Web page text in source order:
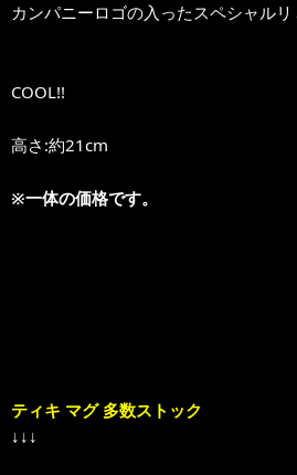
カンパニーロゴの入ったスペシャル
COOL!!
高さ:約21cm
※一体の価格です。
ティキ マグ 多数ストック
↓↓↓